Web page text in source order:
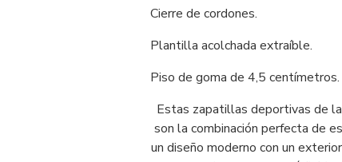
Cierre de cordones.
Plantilla acolchada extraíble.
Piso de goma de 4,5 centímetros.
Estas zapatillas deportivas de
son la combinación perfecta de
un diseño moderno con un